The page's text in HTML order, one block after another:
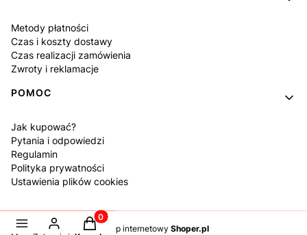
Metody płatności
Czas i koszty dostawy
Czas realizacji zamówienia
Zwroty i reklamacje
POMOC
Jak kupować?
Pytania i odpowiedzi
Regulamin
Polityka prywatności
Ustawienia plików cookies
Sklep internetowy Shoper.pl
Produkty w koszyku: 0. Zobacz szczegóły